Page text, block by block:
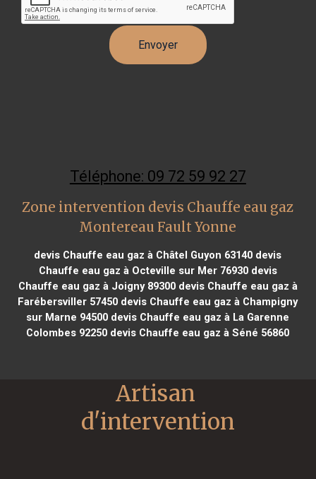
Téléphone: 09 72 59 92 27
Zone intervention devis Chauffe eau gaz
Montereau Fault Yonne
devis Chauffe eau gaz à Châtel Guyon 63140 devis
Chauffe eau gaz à Octeville sur Mer 76930devis
Chauffe eau gaz à Joigny 89300devis Chauffe eau gaz à
Farébersviller 57450 devis Chauffe eau gaz à Champigny
sur Marne 94500 devis Chauffe eau gaz à La Garenne
Colombes 92250 devis Chauffe eau gaz à Séné 56860
Artisan
d'intervention